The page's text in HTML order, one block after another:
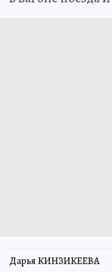
Дарья КИНЗИКЕЕВА